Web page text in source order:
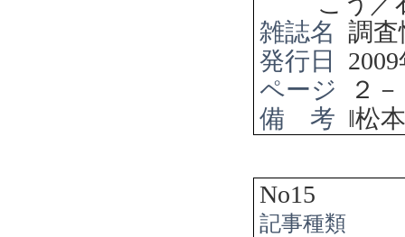
雑誌名 調査
発行日
2009
ページ
２
備 考 ‖松
No15
記事種類